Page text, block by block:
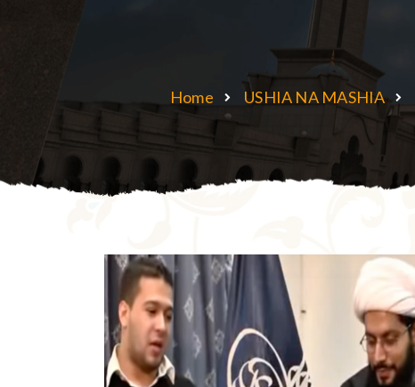
Home USHIA NA MASHIA